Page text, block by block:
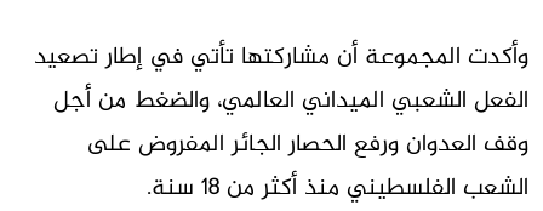
وأكدت المجموعة أن مشاركتها تأتي في إطار تصعيد
الفعل الشعبي الميداني العالمي، والضغط من أجل
وقف العدوان ورفع الحصار الجائر المفروض على
الشعب الفلسطيني منذ أكثر من 18 سنة.